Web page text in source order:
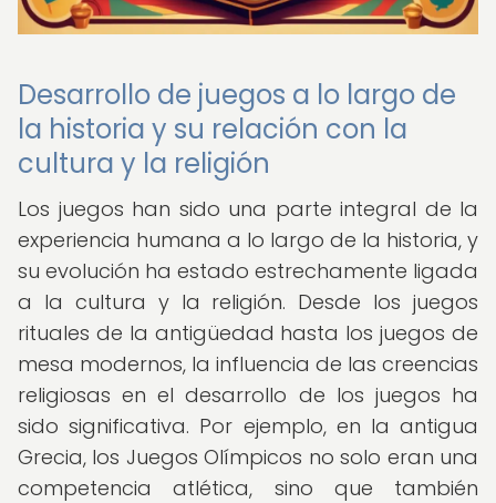
Desarrollo de juegos a lo largo de
la historia y su relación con la
cultura y la religión
Los juegos han sido una parte integral de la
experiencia humana a lo largo de la historia, y
su evolución ha estado estrechamente ligada
a la cultura y la religión. Desde los juegos
rituales de la antigüedad hasta los juegos de
mesa modernos, la influencia de las creencias
religiosas en el desarrollo de los juegos ha
sido significativa. Por ejemplo, en la antigua
Grecia, los Juegos Olímpicos no solo eran una
competencia atlética, sino que también